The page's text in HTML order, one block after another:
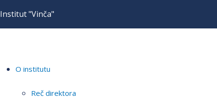
Institut "Vinča"
O institutu
Reč direktora